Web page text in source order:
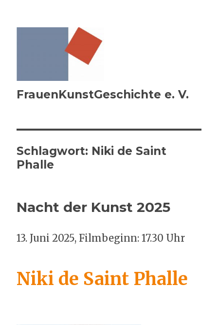
FrauenKunstGeschichte e. V.
Schlagwort: Niki de Saint
Phalle
Nacht der Kunst 2025
13. Juni 2025, Filmbeginn: 17.30 Uhr
Niki de Saint Phalle